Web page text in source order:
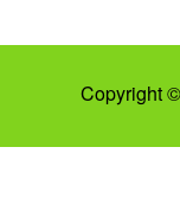
Copyright